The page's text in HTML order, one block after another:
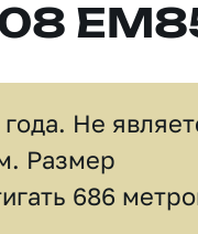
Не
Размер
686